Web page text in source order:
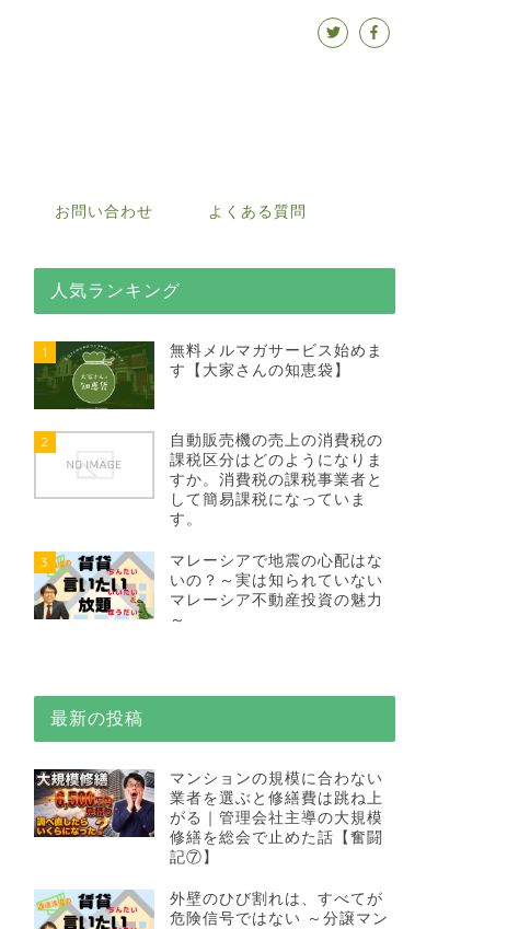
お問い合わせ よくある質問
人気ランキング
1
無料メルマガサービス始めま
す【大家さんの知恵袋】
2
自動販売機の売上の消費税の
課税区分はどのようになりま
すか。消費税の課税事業者と
して簡易課税になっていま
す。
3
マレーシアで地震の心配はな
いの？～実は知られていない
マレーシア不動産投資の魅力
～
最新の投稿
マンションの規模に合わない
業者を選ぶと修繕費は跳ね上
がる｜管理会社主導の大規模
修繕を総会で止めた話【奮闘
記⑦】
外壁のひび割れは、すべてが
危険信号ではない ～分譲マン